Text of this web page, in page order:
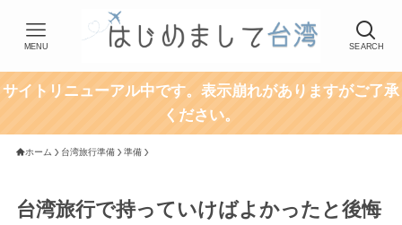
SEARCH
MENU
サイトリニューアル中です。表示崩れがありますがご了承
ください。
ホーム 台湾旅行準備 準備
台湾旅行で持っていけばよかったと後悔